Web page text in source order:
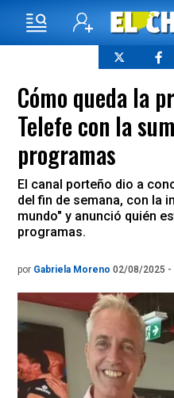
Cómo queda la
Telefe con la
programas
El canal porteño dio a
del fin de semana, con la
mundo" y anunció quién
programas.
por Gabriela Moreno 02/08/2025 -